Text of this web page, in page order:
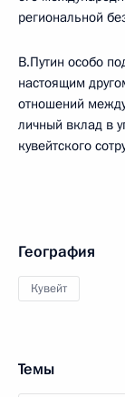
региональной
В.Путин особо
настоящим
отношений
личный вклад в
кувейтского
География
Кувейт
Темы